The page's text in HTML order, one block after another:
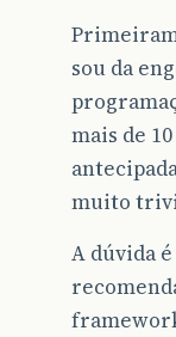
sou da
mais de
muito
A dúvida